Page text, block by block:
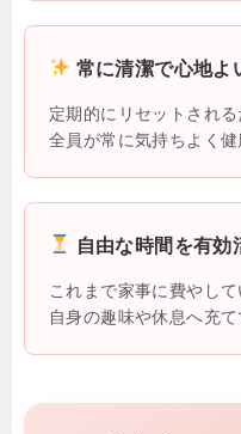
常に清潔で心地よ
定期的にリセットされ
全員が常に気持ちよく健
自由な時間を有効
これまで家事に費やし
自身の趣味や休息へ充て